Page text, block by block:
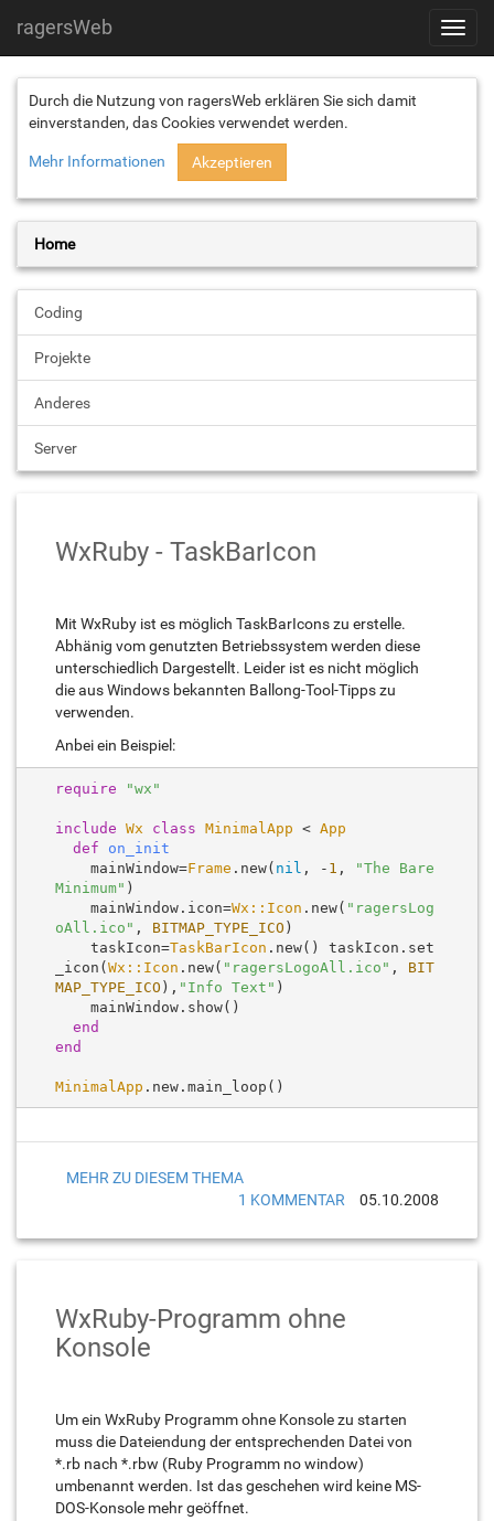
ragersWeb
Durch die Nutzung von ragersWeb erklären Sie sich damit
einverstanden, das Cookies verwendet werden.
Mehr Informationen Akzeptieren
Home
Coding
Projekte
Anderes
Server
WxRuby - TaskBarIcon
Mit WxRuby ist es möglich TaskBarIcons zu erstelle.
Abhänig vom genutzten Betriebssystem werden diese
unterschiedlich Dargestellt. Leider ist es nicht möglich
die aus Windows bekannten Ballong-Tool-Tipps zu
verwenden.
Anbei ein Beispiel:
require "wx"
include Wx class MinimalApp < App
def
on_init
    mainWindow=
Frame .new( nil , - 1 ,
"The Bare
Minimum" )
    mainWindow.icon=
Wx::Icon .new( "ragersLog
oAll.ico" , BITMAP_TYPE_ICO )
    taskIcon=
TaskBarIcon .new() taskIcon.set
_icon( Wx::Icon .new( "ragersLogoAll.ico" , BIT
MAP_TYPE_ICO ), "Info Text" )
end
end
MinimalApp
MEHR ZU DIESEM THEMA
1 KOMMENTAR
05.10.2008
WxRuby-Programm ohne
Konsole
Um ein WxRuby Programm ohne Konsole zu starten
muss die Dateiendung der entsprechenden Datei von
*.rb nach *.rbw (Ruby Programm no window)
umbenannt werden. Ist das geschehen wird keine MS-
DOS-Konsole mehr geöffnet.